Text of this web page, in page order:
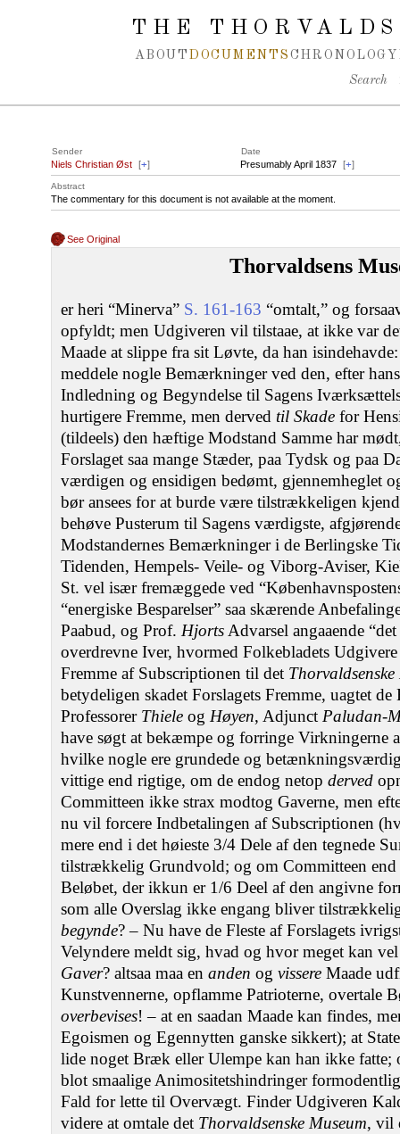
Spring navigation over
THE
ABOUT DOCUMENTS CHRONOLOGY
Search
Sender Date
Niels Christian Øst [+] Presumably April 1837 [+]
Abstract
The commentary for this document is not available at the moment.
See Original
Thorvaldsens
er heri “Minerva” S. 161-163 “omtalt,” og
opfyldt; men Udgiveren vil tilstaae, at ikke var
Maade at slippe fra sit Løvte, da han
meddele nogle Bemærkninger ved den, efter
Indledning og Begyndelse til Sagens
hurtigere Fremme, men derved til Skade for
(tildeels) den hæftige Modstand Samme har
Forslaget saa mange Stæder, paa Tydsk og paa
værdigen og ensidigen bedømt, gjennemheglet
bør ansees for at burde være tilstrækkeligen
behøve Pusterum til Sagens værdigste,
Modstandernes Bemærkninger i de Berlingske
Tidenden, Hempels- Veile- og Viborg-Aviser,
St. vel især fremæggede ved
“energiske Besparelser” saa skærende
Paabud, og Prof. Hjorts Advarsel angaaende “det
overdrevne Iver, hvormed Folkebladets
Fremme af Subscriptionen til det Thorvaldsenske
betydeligen skadet Forslagets Fremme, uagtet
Professorer Thiele og Høyen, Adjunct Paludan-
have søgt at bekæmpe og forringe Virkningerne
hvilke nogle ere grundede og
vittige end rigtige, om de endog netop derved
Committeen ikke strax modtog Gaverne, men
nu vil forcere Indbetalingen af Subscriptionen
mere end i det høieste 3/4 Dele af den tegnede
tilstrækkelig Grundvold; og om Committeen end
Beløbet, der ikkun er 1/6 Deel af den angivne
som alle Overslag ikke engang bliver
begynde? – Nu have de Fleste af Forslagets
Velyndere meldt sig, hvad og hvor meget kan
Gaver? altsaa maa en anden og vissere Maade
Kunstvennerne, opflamme Patrioterne, overtale
overbevises! – at en saadan Maade kan findes,
Egoismen og Egennytten ganske sikkert); at
lide noget Bræk eller Ulempe kan han ikke fatte;
blot smaalige Animositetshindringer
Fald for lette til Overvægt. Finder Udgiveren
videre at omtale det Thorvaldsenske Museum, vil